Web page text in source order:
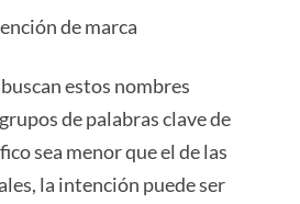
de marca
estos nombres
de palabras clave de
sea menor que el de las
la intención puede ser